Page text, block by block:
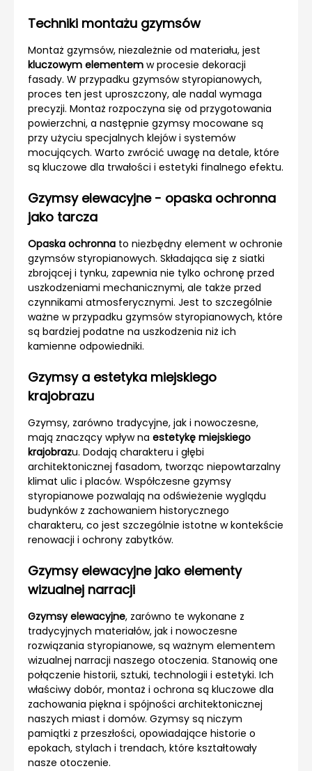
Techniki montażu gzymsów
Montaż gzymsów, niezależnie od materiału, jest
kluczowym elementem w procesie dekoracji
fasady. W przypadku gzymsów styropianowych,
proces ten jest uproszczony, ale nadal wymaga
precyzji. Montaż rozpoczyna się od przygotowania
powierzchni, a następnie gzymsy mocowane są
przy użyciu specjalnych klejów i systemów
mocujących. Warto zwrócić uwagę na detale, które
są kluczowe dla trwałości i estetyki finalnego efektu.
Gzymsy elewacyjne - opaska ochronna
jako tarcza
Opaska ochronna to niezbędny element w ochronie
gzymsów styropianowych. Składająca się z siatki
zbrojącej i tynku, zapewnia nie tylko ochronę przed
uszkodzeniami mechanicznymi, ale także przed
czynnikami atmosferycznymi. Jest to szczególnie
ważne w przypadku gzymsów styropianowych, które
są bardziej podatne na uszkodzenia niż ich
kamienne odpowiedniki.
Gzymsy a estetyka miejskiego
krajobrazu
Gzymsy, zarówno tradycyjne, jak i nowoczesne,
mają znaczący wpływ na estetykę miejskiego
krajobrazu. Dodają charakteru i głębi
architektonicznej fasadom, tworząc niepowtarzalny
klimat ulic i placów. Współczesne gzymsy
styropianowe pozwalają na odświeżenie wyglądu
budynków z zachowaniem historycznego
charakteru, co jest szczególnie istotne w kontekście
renowacji i ochrony zabytków.
Gzymsy elewacyjne jako elementy
wizualnej narracji
Gzymsy elewacyjne, zarówno te wykonane z
tradycyjnych materiałów, jak i nowoczesne
rozwiązania styropianowe, są ważnym elementem
wizualnej narracji naszego otoczenia. Stanowią one
połączenie historii, sztuki, technologii i estetyki. Ich
właściwy dobór, montaż i ochrona są kluczowe dla
zachowania piękna i spójności architektonicznej
naszych miast i domów. Gzymsy są niczym
pamiątki z przeszłości, opowiadające historie o
epokach, stylach i trendach, które kształtowały
nasze otoczenie.